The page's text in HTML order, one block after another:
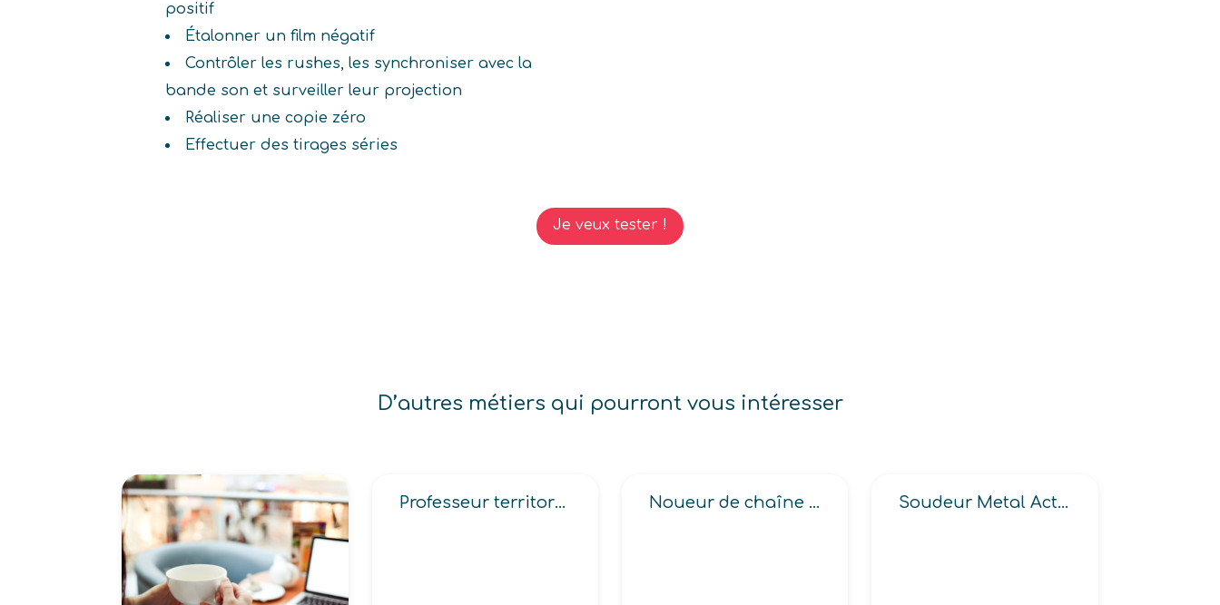
positif
Étalonner un film négatif
Contrôler les rushes, les synchroniser avec la
bande son et surveiller leur projection
Réaliser une copie zéro
Effectuer des tirages séries
Je veux tester !
D’autres métiers qui pourront vous intéresser
Professeur territorial d’enseignement artistique Noueur de chaîne de tissage, Noueur textile Soudeur Metal Active Gas -MAG-, Metal Inert Gas -MIG-